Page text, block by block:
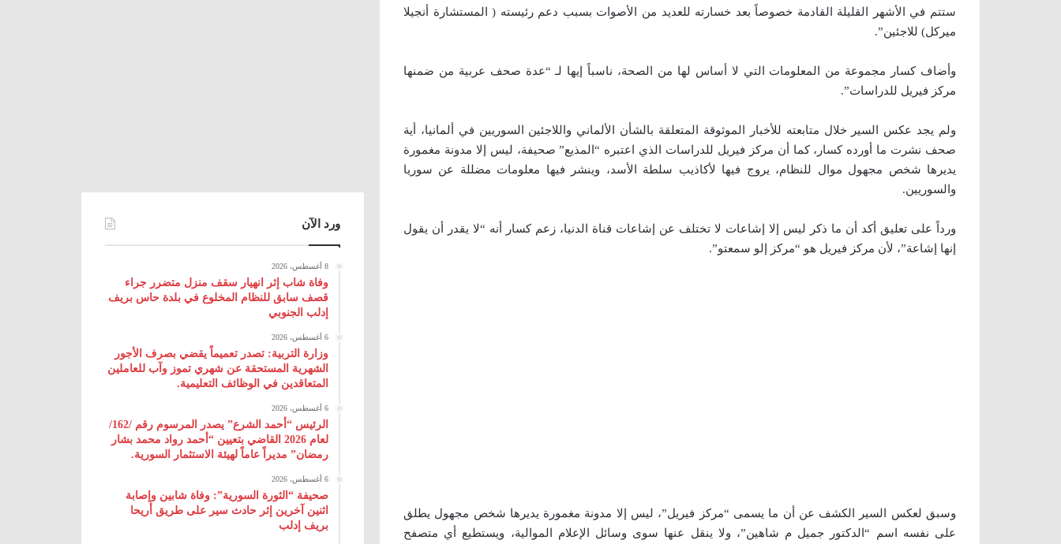
ستتم في الأشهر القليلة القادمة خصوصاً بعد خسارته للعديد من الأصوات بسبب دعم رئيسته ( المستشارة أنجيلا
ميركل) للاجئين”.
وأضاف كسار مجموعة من المعلومات التي لا أساس لها من الصحة، ناسباً إيها لـ “عدة صحف عربية من ضمنها
مركز فيريل للدراسات”.
ولم يجد عكس السير خلال متابعته للأخبار الموثوقة المتعلقة بالشأن الألماني واللاجئين السوريين في ألمانيا، أية
صحف نشرت ما أورده كسار، كما أن مركز فيريل للدراسات الذي اعتبره “المذيع” صحيفة، ليس إلا مدونة مغمورة
يديرها شخص مجهول موال للنظام، يروج فيها لأكاذيب سلطة الأسد، وينشر فيها معلومات مضللة عن سوريا
والسوريين.
ورداً على تعليق أكد أن ما ذكر ليس إلا إشاعات لا تختلف عن إشاعات قناة الدنيا، زعم كسار أنه “لا يقدر أن يقول
إنها إشاعة”، لأن مركز فيريل هو “مركز إلو سمعتو”.
وسبق لعكس السير الكشف عن أن ما يسمى “مركز فيريل”، ليس إلا مدونة مغمورة يديرها شخص مجهول يطلق
على نفسه اسم “الدكتور جميل م شاهين”، ولا ينقل عنها سوى وسائل الإعلام الموالية، ويستطيع أي متصفح
ورد الآن
8 أغسطس، 2026
وفاة شاب إثر انهيار سقف منزل متضرر جراء
قصف سابق للنظام المخلوع في بلدة حاس بريف
إدلب الجنوبي
6 أغسطس، 2026
وزارة التربية: تصدر تعميماً يقضي بصرف الأجور
الشهرية المستحقة عن شهري تموز وآب للعاملين
المتعاقدين في الوظائف التعليمية.
6 أغسطس، 2026
الرئيس “أحمد الشرع” يصدر المرسوم رقم /162/
لعام 2026 ‌القاضي بتعيين “أحمد رواد محمد بشار
رمضان” مديراً عاماً لهيئة ‌الاستثمار السورية.
6 أغسطس، 2026
صحيفة “الثورة السورية”: وفاة شابين وإصابة
اثنين آخرين إثر حادث سير على طريق أريحا
بريف إدلب